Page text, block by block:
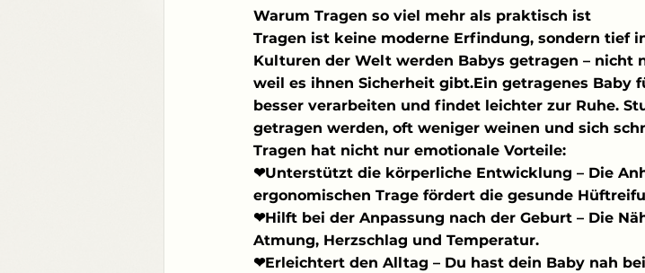
Warum Tragen so viel mehr als praktisch ist
Tragen ist keine moderne Erfindung, sondern tief
Kulturen der Welt werden Babys getragen – nicht
weil es ihnen Sicherheit gibt.Ein getragenes Baby
besser verarbeiten und findet leichter zur Ruhe.
getragen werden, oft weniger weinen und sich
Tragen hat nicht nur emotionale Vorteile:
❤Unterstützt die körperliche Entwicklung – Die
ergonomischen Trage fördert die gesunde
❤Hilft bei der Anpassung nach der Geburt – Die
Atmung, Herzschlag und Temperatur.
❤Erleichtert den Alltag – Du hast dein Baby nah